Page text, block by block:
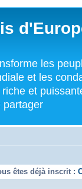
les
et les
riche et
partager
déjà inscrit :